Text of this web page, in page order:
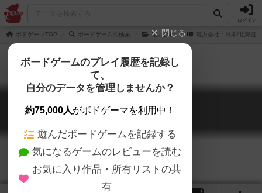
ログイン
ボドゲーマTOP ボードゲームの検索 電力会社 電力会社：日本/北海道
電力会社：日本/北海道
Funkenschlag: Japan/Hokkaido
閉じる
ボードゲームのプレイ履歴を記録し
て、
自分のデータを管理しませんか？
約75,000人がボドゲーマを利用中！
遊んだボードゲームを記録する
気になるゲームのレビューを読む
お気に入り作品・所有リストの共
有